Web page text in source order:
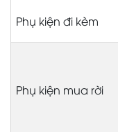
Phụ kiện đi kèm
Phụ kiện mua rời